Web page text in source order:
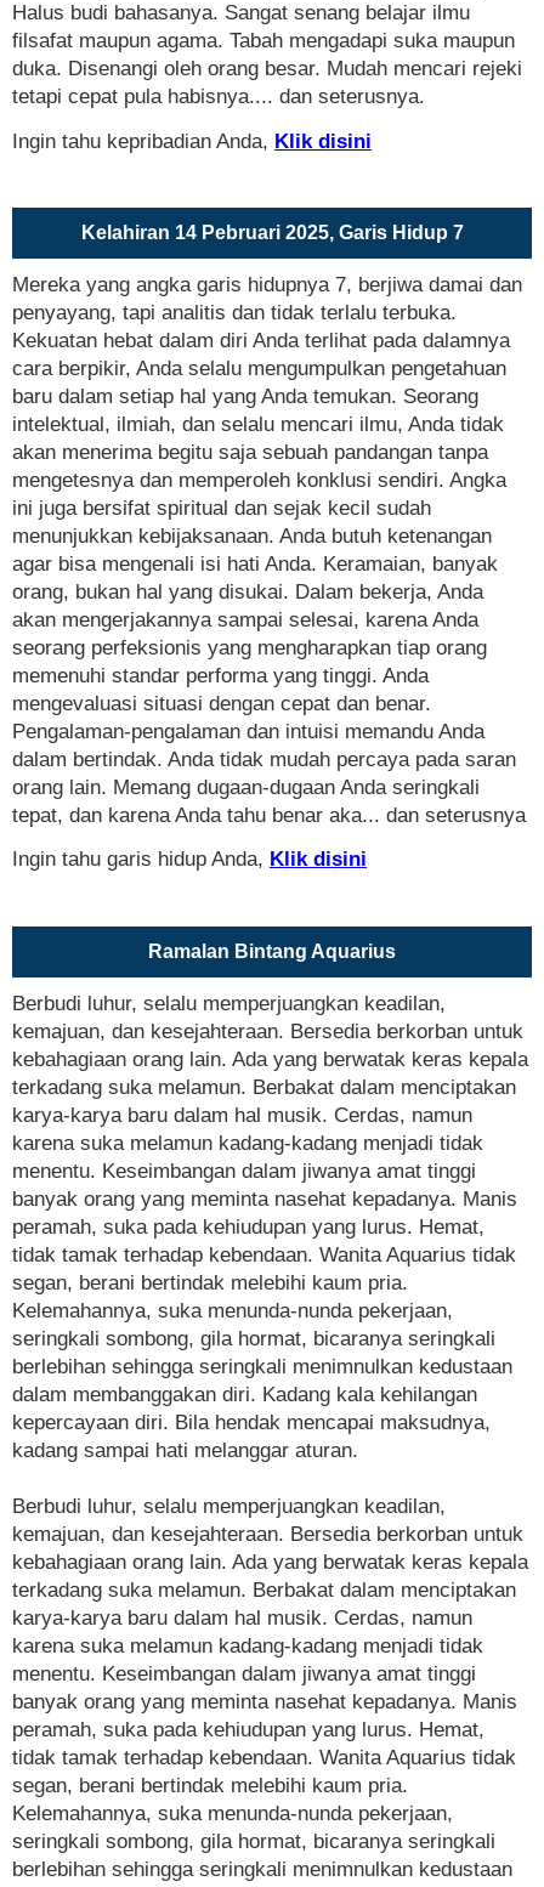
Halus budi bahasanya. Sangat senang belajar ilmu
filsafat maupun agama. Tabah mengadapi suka maupun
duka. Disenangi oleh orang besar. Mudah mencari rejeki
tetapi cepat pula habisnya.... dan seterusnya.
Ingin tahu kepribadian Anda, Klik disini
Kelahiran 14 Pebruari 2025, Garis Hidup 7
Mereka yang angka garis hidupnya 7, berjiwa damai dan
penyayang, tapi analitis dan tidak terlalu terbuka.
Kekuatan hebat dalam diri Anda terlihat pada dalamnya
cara berpikir, Anda selalu mengumpulkan pengetahuan
baru dalam setiap hal yang Anda temukan. Seorang
intelektual, ilmiah, dan selalu mencari ilmu, Anda tidak
akan menerima begitu saja sebuah pandangan tanpa
mengetesnya dan memperoleh konklusi sendiri. Angka
ini juga bersifat spiritual dan sejak kecil sudah
menunjukkan kebijaksanaan. Anda butuh ketenangan
agar bisa mengenali isi hati Anda. Keramaian, banyak
orang, bukan hal yang disukai. Dalam bekerja, Anda
akan mengerjakannya sampai selesai, karena Anda
seorang perfeksionis yang mengharapkan tiap orang
memenuhi standar performa yang tinggi. Anda
mengevaluasi situasi dengan cepat dan benar.
Pengalaman-pengalaman dan intuisi memandu Anda
dalam bertindak. Anda tidak mudah percaya pada saran
orang lain. Memang dugaan-dugaan Anda seringkali
tepat, dan karena Anda tahu benar aka... dan seterusnya
Ingin tahu garis hidup Anda, Klik disini
Ramalan Bintang Aquarius
Berbudi luhur, selalu memperjuangkan keadilan,
kemajuan, dan kesejahteraan. Bersedia berkorban untuk
kebahagiaan orang lain. Ada yang berwatak keras kepala
terkadang suka melamun. Berbakat dalam menciptakan
karya-karya baru dalam hal musik. Cerdas, namun
karena suka melamun kadang-kadang menjadi tidak
menentu. Keseimbangan dalam jiwanya amat tinggi
banyak orang yang meminta nasehat kepadanya. Manis
peramah, suka pada kehiudupan yang lurus. Hemat,
tidak tamak terhadap kebendaan. Wanita Aquarius tidak
segan, berani bertindak melebihi kaum pria.
Kelemahannya, suka menunda-nunda pekerjaan,
seringkali sombong, gila hormat, bicaranya seringkali
berlebihan sehingga seringkali menimnulkan kedustaan
dalam membanggakan diri. Kadang kala kehilangan
kepercayaan diri. Bila hendak mencapai maksudnya,
kadang sampai hati melanggar aturan.
Berbudi luhur, selalu memperjuangkan keadilan,
kemajuan, dan kesejahteraan. Bersedia berkorban untuk
kebahagiaan orang lain. Ada yang berwatak keras kepala
terkadang suka melamun. Berbakat dalam menciptakan
karya-karya baru dalam hal musik. Cerdas, namun
karena suka melamun kadang-kadang menjadi tidak
menentu. Keseimbangan dalam jiwanya amat tinggi
banyak orang yang meminta nasehat kepadanya. Manis
peramah, suka pada kehiudupan yang lurus. Hemat,
tidak tamak terhadap kebendaan. Wanita Aquarius tidak
segan, berani bertindak melebihi kaum pria.
Kelemahannya, suka menunda-nunda pekerjaan,
seringkali sombong, gila hormat, bicaranya seringkali
berlebihan sehingga seringkali menimnulkan kedustaan